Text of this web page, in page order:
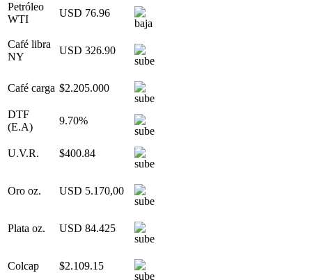
Petróleo
WTI
USD 76.96
Café libra
NY
USD 326.90
Café carga $2.205.000
DTF
(E.A)
9.70%
U.V.R. $400.84
Oro oz. USD 5.170,00
Plata oz. USD 84.425
Colcap $2.109.15